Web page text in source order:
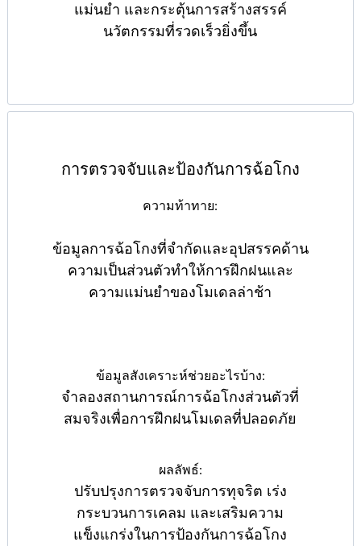
แม่นยำ และกระตุ้นการสร้างสรรค์
นวัตกรรมที่รวดเร็วยิ่งขึ้น
การตรวจจับและป้องกันการฉ้อโกง
ความท้าทาย:
ข้อมูลการฉ้อโกงที่จำกัดและอุปสรรคด้าน
ความเป็นส่วนตัวทำให้การฝึกฝนและ
ความแม่นยำของโมเดลล่าช้า
ข้อมูลสังเคราะห์ช่วยอะไรบ้าง:
จำลองสถานการณ์การฉ้อโกงส่วนตัวที่
สมจริงเพื่อการฝึกฝนโมเดลที่ปลอดภัย
ผลลัพธ์:
ปรับปรุงการตรวจจับการทุจริต เร่ง
กระบวนการเคลม และเสริมความ
แข็งแกร่งในการป้องกันการฉ้อโกง